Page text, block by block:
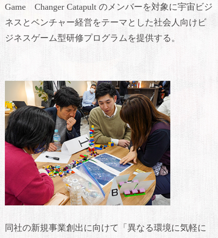
Game Changer Catapult のメンバーを対象に宇宙ビジ
ネスとベンチャー経営をテーマとした社会人向けビ
ジネスゲーム型研修プログラムを提供する。
同社の新規事業創出に向けて「異なる環境に気軽に